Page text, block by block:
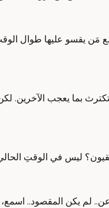
مَن يقسو عليها طوال
بما يعجب الآخرين.
لم يكن المقصود.. اسمع،